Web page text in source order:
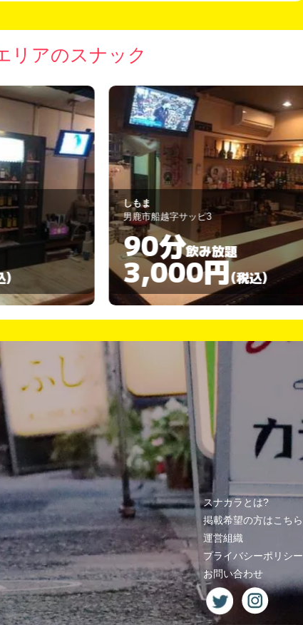
リアのスナック
しもま
男鹿市船越字サッピ3
90分飲み放題
3,000円 (税込)
スナカラとは?
掲載希望の方はこちら
運営組織
プライバシーポリシー
お問い合わせ